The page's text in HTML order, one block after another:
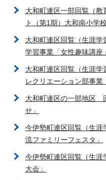
大和町連区一部回覧（教
ト（第1期）大和南小学
大和町連区回覧（生涯
学習事業「女性趣味講座」
大和町連区回覧（生涯
レクリエーション部事業
大和町連区の一部地区
せ」
今伊勢町連区回覧（生涯
流ファミリーフェスタ」
今伊勢町連区回覧（生涯
大会」